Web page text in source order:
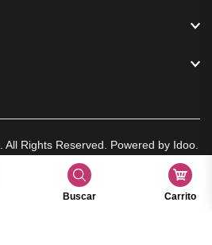
Buscar Carrito
. All Rights Reserved. Powered by Idoo.